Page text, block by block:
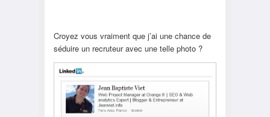
Croyez vous vraiment que j’ai une chance de
séduire un recruteur avec une telle photo ?